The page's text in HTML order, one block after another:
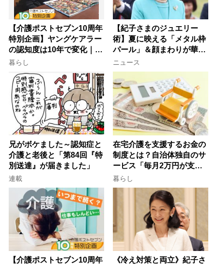
【介護ポストセブン10周年
特別企画】ヤングケアラー
の認知度は10年で変化｜流
行語大賞にノミネート、法
律にも明記されたが果たし
て現在は？
暮らし
【紀子さまのジュエリー
術】夏に映える「メタル枠
パール」＆顔まわりが華や
ぐ「揺れる一粒」の使い分
け方
ニュース
兄がボケました～認知症と
介護と老後と「第84回『特
別送達』が届きました」
連載
在宅介護を支援するお金の
制度とは？自治体独自のサ
ービス「毎月2万円が支給
される」ケースも【FP解
説】
暮らし
【介護ポストセブン10周年
《冷え対策と両立》紀子さ